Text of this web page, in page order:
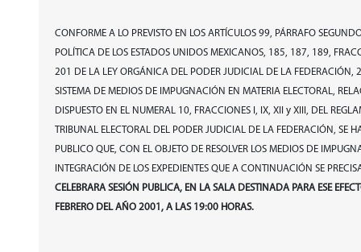
CONFORME A LO PREVISTO EN LOS ARTÍCULOS 99, PÁRRAFO
POLÍTICA DE LOS ESTADOS UNIDOS MEXICANOS, 185, 187, 189,
201 DE LA LEY ORGÁNICA DEL PODER JUDICIAL DE LA FEDERACIÓN,
SISTEMA DE MEDIOS DE IMPUGNACIÓN EN MATERIA ELECTORAL,
DISPUESTO EN EL NUMERAL 10, FRACCIONES I, IX, XII y XIII, DEL
TRIBUNAL ELECTORAL DEL PODER JUDICIAL DE LA FEDERACIÓN, SE
PUBLICO QUE, CON EL OBJETO DE RESOLVER LOS MEDIOS DE
INTEGRACIÓN DE LOS EXPEDIENTES QUE A CONTINUACIÓN SE
CELEBRARA SESIÓN PUBLICA, EN LA SALA DESTINADA PARA ESE
FEBRERO DEL AÑO 2001, A LAS 19:00 HORAS.